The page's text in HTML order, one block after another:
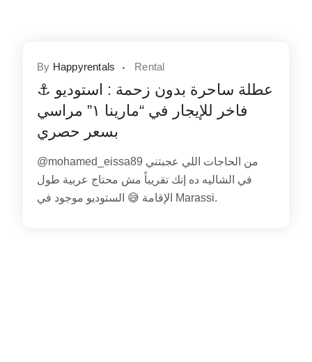
By Happyrentals Rental
⚓ عطلة ساحرة بدون زحمة : استوديو
فاخر للإيجار في “مارينا ١” مراسي
بسعر حصري
@mohamed_eissa89 من الحاجات اللي عجبتني
في الشاليه ده إنك تقريباً مش محتاج عربية طول
الإقامة 😅 الستوديو موجود في Marassi.